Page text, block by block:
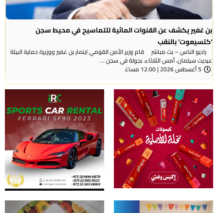
بن غفير يكشف عن القنوات المائية للتماسيح في محيط سجن
‘كتسيعوت‘ بالنقب
راديو الناس – بث مباشر قام وزير الأمن القومي ايتمار بن غفير ووزيرة حماية البيئة
عيديت سيلمان، أمس الثلاثاء، بجولة في سجن ...
5 أغسطس 2026 | 12:00 مساءً